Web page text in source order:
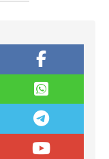
al